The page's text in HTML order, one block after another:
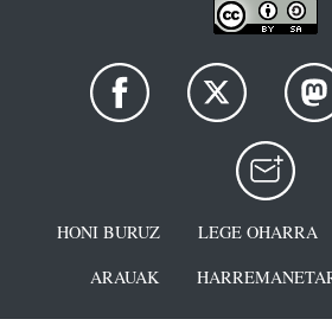
HONI BURUZ LEGE OHARRA
ARAUAK